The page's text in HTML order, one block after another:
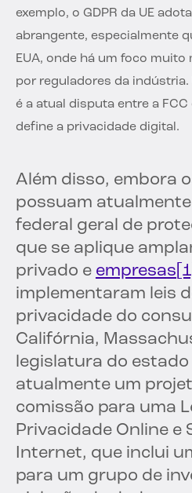
exemplo, o GDPR da UE
abrangente, especialmente
EUA, onde há um foco
por reguladores da
é a atual disputa entre a FCC
define a privacidade digital.
Além disso, embora
possuam
federal geral de
que se aplique
privado e empresas [1]
implementaram leis
privacidade do
Califórnia,
legislatura do estado
atualmente um
comissão para uma
Privacidade Online e
Internet, que inclui
para um grupo de